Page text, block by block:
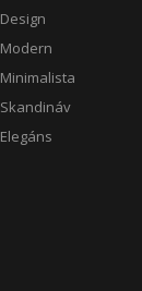
Design
Modern
Minimalista
Skandináv
Elegáns